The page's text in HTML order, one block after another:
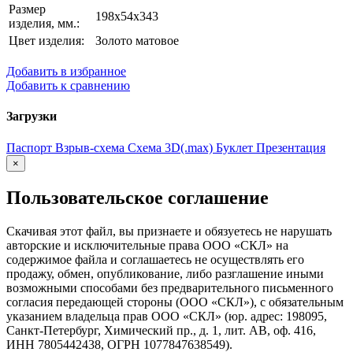
Размер
изделия, мм.:
198х54х343
Цвет изделия:
Золото матовое
Добавить в избранное
Добавить к сравнению
Загрузки
Паспорт Взрыв-схема Схема 3D(.max) Буклет Презентация
×
Пользовательское соглашение
Скачивая этот файл, вы признаете и обязуетесь не нарушать
авторские и исключительные права ООО «СКЛ» на
содержимое файла и соглашаетесь не осуществлять его
продажу, обмен, опубликование, либо разглашение иными
возможными способами без предварительного письменного
согласия передающей стороны (ООО «СКЛ»), с обязательным
указанием владельца прав ООО «СКЛ» (юр. адрес: 198095,
Санкт-Петербург, Химический пр., д. 1, лит. АВ, оф. 416,
ИНН 7805442438, ОГРН 1077847638549).